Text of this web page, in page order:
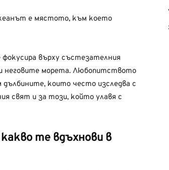
е мястото, към което
върху състезателния
неговите морета. Любопитството
които често изследва с
свят и за този, който улавя с
те вдъхнови в